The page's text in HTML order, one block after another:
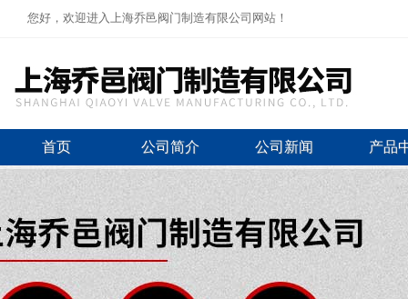
您好，欢迎进入上海乔邑阀门制造有限公司网站！
首页 公司简介 公司新闻 产品